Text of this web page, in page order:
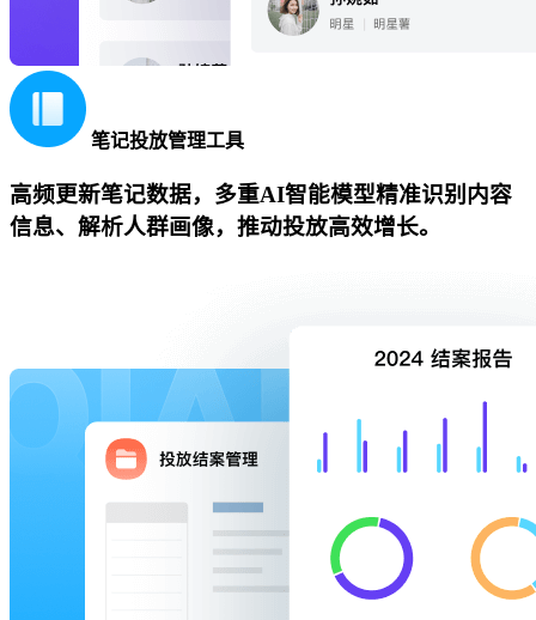
笔记投放管理工具
高频更新笔记数据，多重AI智能模型精准识别内容
信息、解析人群画像，推动投放高效增长。